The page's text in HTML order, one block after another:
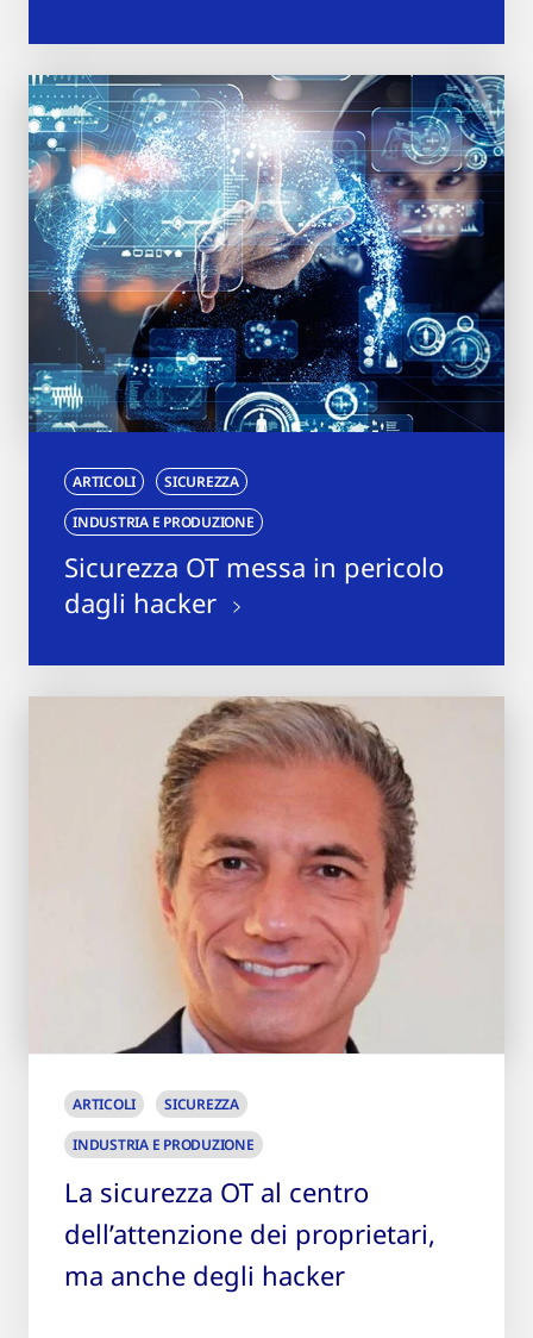
ARTICOLI
SICUREZZA
INDUSTRIA E PRODUZIONE
Sicurezza OT messa in pericolo
dagli hacker
ARTICOLI
SICUREZZA
INDUSTRIA E PRODUZIONE
La sicurezza OT al centro
dell’attenzione dei proprietari,
ma anche degli hacker